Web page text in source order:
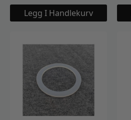
Legg I Handlekurv